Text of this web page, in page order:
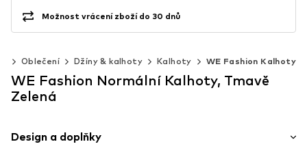
Možnost vrácení zboží do 30 dnů
Oblečení Džíny & kalhoty Kalhoty WE Fashion Kalhoty
WE Fashion Normální Kalhoty, Tmavě
Zelená
Design a doplňky